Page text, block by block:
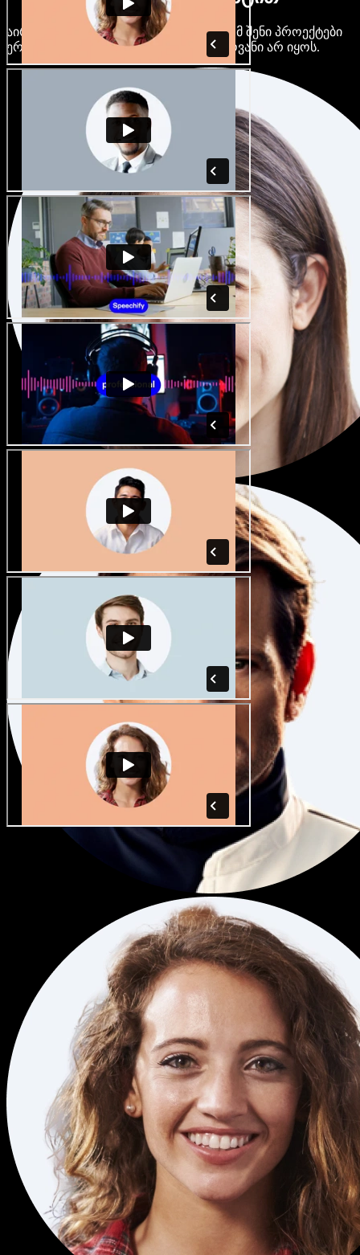
აირჩიე ასობით AI ხმა და აქცენტი, რომ შენი პროექტები
ერთმანეთს არ ჰგავდეს და ერთფეროვანი არ იყოს.